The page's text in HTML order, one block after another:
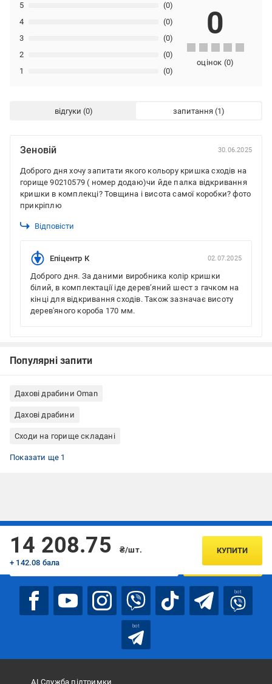
1 (0)
2 (0)
3 (0)
4 (0)
5 (0)
0
оцінок (0)
відгуки запитання
Зеновій 30.06.2025
Доброго дня хочу запитати якого кольору кришка сходів на
горище 90210579 ( номер додаю)чи йде палка відкривання
кришки в комплекці? Товщина і висота самої коробки? фото
прикріплю
Відповісти
Епіцентр К 02.07.2025
Доброго дня. За даними виробника колір кришки
білий, в комплектації іде дерев’яний шест з гачком на
кінці для відкривання сходів. Також зазначає висоту
дерев'яного короба 170 мм.
Популярні запити
Дахові драбини Oman
Дахові драбини
Сходи на горище складані
Сходи з утепленим люком
Показати ще 1
14 208.75
₴/шт.
+ 142.08 бала
КУПИТИ
Підписуйтесь, щоб дізнаватись першим про акції та пропозиції
ПІДПИСАТИСЯ
bot
bot
АІ Служба підтримки